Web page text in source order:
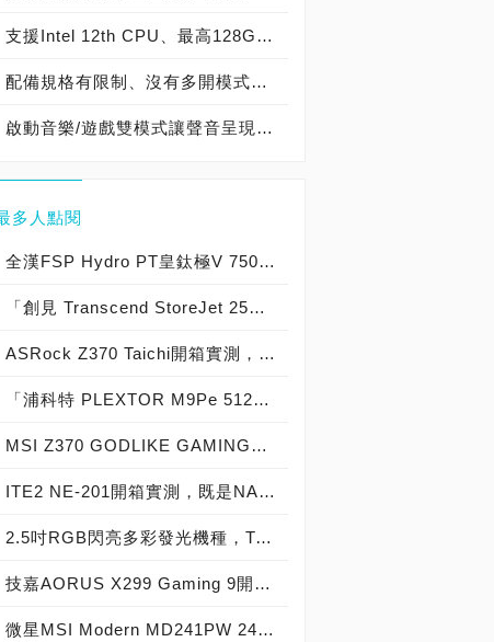
支援Intel 12th CPU、最高128GB DDR4-3200記憶體，8L全能Mini PC — ASROCK DeskMeet B660迷你準系統開箱試玩
配備規格有限制、沒有多開模式，是否能在模擬器版圖中突圍？Google Play遊戲Beta版試玩體驗
啟動音樂/遊戲雙模式讓聲音呈現更加獨到、致敬拍立得經典外型，EDIFIER TO-U2 Mini真無線藍牙耳機開箱試聽
多人點閱
全漢FSP Hydro PT皇鈦極V 750W實測開箱，80 PLUS Platinum白金認證電源供應器！
「創見 Transcend StoreJet 25C3S 2TB & 25C3N 2TB」實測開箱，輕薄時尚內建獨家檔案救援外接式硬碟！
ASRock Z370 Taichi開箱實測，記憶體超頻突破4100MHz，與Intel 8代處理器雙雄合璧的「太極」精品！
「浦科特 PLEXTOR M9Pe 512GB」實測開箱，史上最強PCIe 3.0 x4固態硬碟磅礡登場！
MSI Z370 GODLIKE GAMING主機板開箱實測，有著超好用OC旋鈕，難怪連「神也喜歡」！
ITE2 NE-201開箱實測，既是NAS也是迷你電腦，儲存備份、4K播放都不是問題！
2.5吋RGB閃亮多彩發光機種，T-Force Delta RGB SSD
技嘉AORUS X299 Gaming 9開箱及效能實測，「性能、超頻、超大擴充性」一板搞定！
微星MSI Modern MD241PW 24吋美型螢幕實測開箱，辦公/遊戲兩相宜創建絕美雪白世界！